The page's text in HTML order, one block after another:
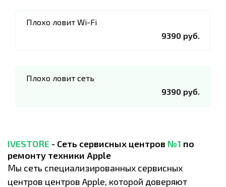
Плохо ловит Wi-Fi
9390 руб.
Плохо ловит сеть
9390 руб.
IVESTORE - Сеть сервисных центров №1 по
ремонту техники Apple
Мы сеть специализированных сервисных
центров центров Apple, которой доверяют